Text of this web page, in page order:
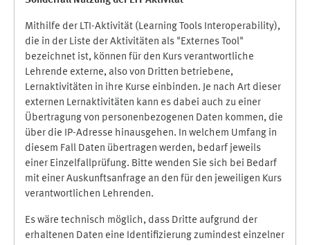
Mithilfe der LTI-Aktivität (Learning Tools Interoperability),
die in der Liste der Aktivitäten als "Externes Tool"
bezeichnet ist, können für den Kurs verantwortliche
Lehrende externe, also von Dritten betriebene,
Lernaktivitäten in ihre Kurse einbinden. Je nach Art dieser
externen Lernaktivitäten kann es dabei auch zu einer
Übertragung von personenbezogenen Daten kommen, die
über die IP-Adresse hinausgehen. In welchem Umfang in
diesem Fall Daten übertragen werden, bedarf jeweils
einer Einzelfallprüfung. Bitte wenden Sie sich bei Bedarf
mit einer Auskunftsanfrage an den für den jeweiligen Kurs
verantwortlichen Lehrenden.
Es wäre technisch möglich, dass Dritte aufgrund der
erhaltenen Daten eine Identifizierung zumindest einzelner